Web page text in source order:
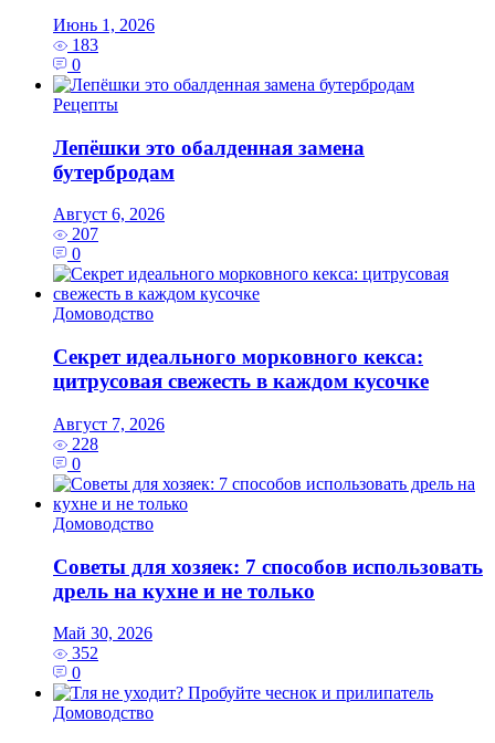
Июнь 1, 2026
183
0
Рецепты
Лепёшки это обалденная замена
бутербродам
Август 6, 2026
207
0
Домоводство
Секрет идеального морковного кекса:
цитрусовая свежесть в каждом кусочке
Август 7, 2026
228
0
Домоводство
Советы для хозяек: 7 способов использовать
дрель на кухне и не только
Май 30, 2026
352
0
Домоводство